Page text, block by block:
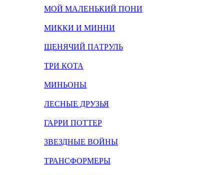
МОЙ МАЛЕНЬКИЙ ПОНИ
МИККИ И МИННИ
ЩЕНЯЧИЙ ПАТРУЛЬ
ТРИ КОТА
МИНЬОНЫ
ЛЕСНЫЕ ДРУЗЬЯ
ГАРРИ ПОТТЕР
ЗВЕЗДНЫЕ ВОЙНЫ
ТРАНСФОРМЕРЫ